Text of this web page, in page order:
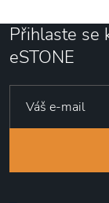
Přihlaste se
eSTONE